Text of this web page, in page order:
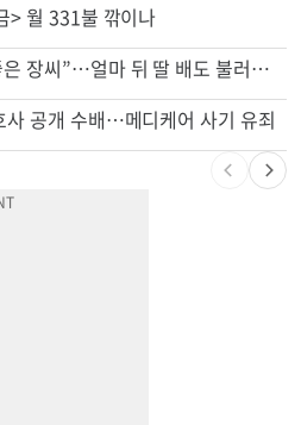
한 간호사…알고 보니
> 월 331불 깎이나
엄마 성폭행한 “사람 좋은 장씨”…얼마 뒤 딸 배도 불러왔다
사 공개 수배…메디케어 사기 유죄